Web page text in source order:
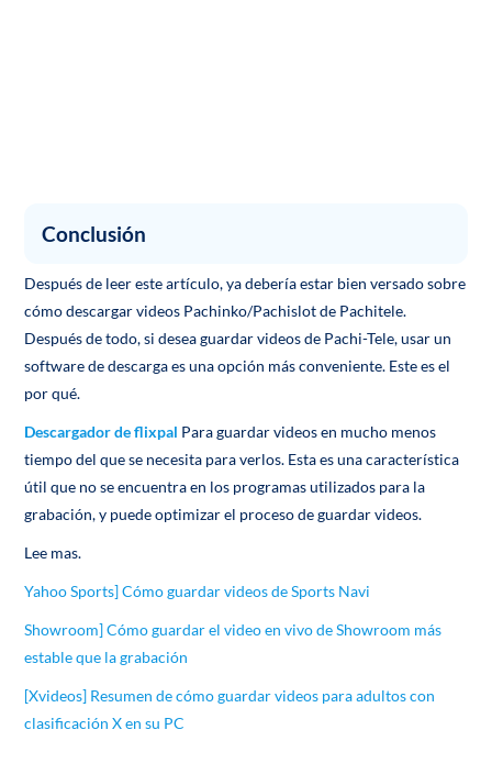
Conclusión
Después de leer este artículo, ya debería estar bien versado sobre
cómo descargar videos Pachinko/Pachislot de Pachitele.
Después de todo, si desea guardar videos de Pachi-Tele, usar un
software de descarga es una opción más conveniente. Este es el
por qué.
Descargador de flixpal Para guardar videos en mucho menos
tiempo del que se necesita para verlos. Esta es una característica
útil que no se encuentra en los programas utilizados para la
grabación, y puede optimizar el proceso de guardar videos.
Lee mas.
Yahoo Sports] Cómo guardar videos de Sports Navi
Showroom] Cómo guardar el video en vivo de Showroom más
estable que la grabación
[Xvideos] Resumen de cómo guardar videos para adultos con
clasificación X en su PC